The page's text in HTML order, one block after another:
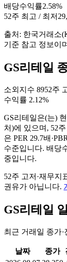
배당수익률2.58%
52주 최고 / 최저
출처: 한국거래소
기준 참고 정보이
GS리테일
소외지수 8952주
수익률 2.12%
GS리테일은(는)
처)에 있으며, 52
은 PER 29.7배
수준입니다. 배당
중입니다.
52주 고저·재무지
권유가 아닙니다.
GS리테일
최근 거래일 종가·
날짜 종가